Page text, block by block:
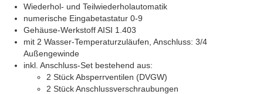
Wiederhol- und Teilwiederholautomatik
numerische Eingabetastatur 0-9
Gehäuse-Werkstoff AISI 1.403
mit 2 Wasser-Temperaturzuläufen, Anschluss: 3/4
Außengewinde
inkl. Anschluss-Set bestehend aus:
2 Stück Absperrventilen (DVGW)
2 Stück Anschlussverschraubungen